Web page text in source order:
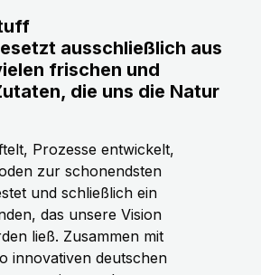
ausschließlich aus
frischen und
die uns die Natur
Prozesse entwickelt,
zur schonendsten
und schließlich ein
das unsere Vision
ließ. Zusammen mit
innovativen deutschen